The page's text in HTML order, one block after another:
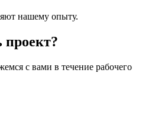
нашему опыту.
проект?
с вами в течение рабочего